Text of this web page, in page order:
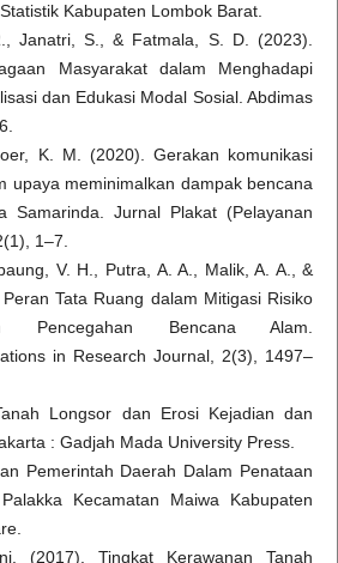
Kabupaten Lombok Barat.
Janatri, S., & Fatmala, S. D. (2023).
Masyarakat dalam Menghadapi
dan Edukasi Modal Sosial. Abdimas
K. M. (2020). Gerakan komunikasi
upaya meminimalkan dampak bencana
Samarinda. Jurnal Plakat (Pelayanan
1–7.
V. H., Putra, A. A., Malik, A. A., &
Tata Ruang dalam Mitigasi Risiko
Pencegahan Bencana Alam.
in Research Journal, 2(3), 1497–
Longsor dan Erosi Kejadian dan
: Gadjah Mada University Press.
Pemerintah Daerah Dalam Penataan
Kecamatan Maiwa Kabupaten
(2017). Tingkat Kerawanan Tanah